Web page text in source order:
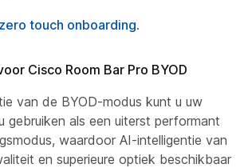
zero touch onboarding.
Cisco Room Bar Pro BYOD
van de BYOD-modus kunt u uw
gebruiken als een uiterst performant
waardoor AI-intelligentie van
en superieure optiek beschikbaar